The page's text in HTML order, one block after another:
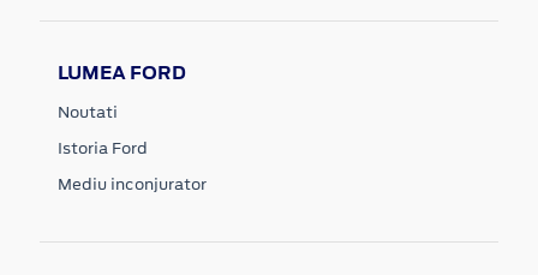
LUMEA FORD
Noutati
Istoria Ford
Mediu inconjurator